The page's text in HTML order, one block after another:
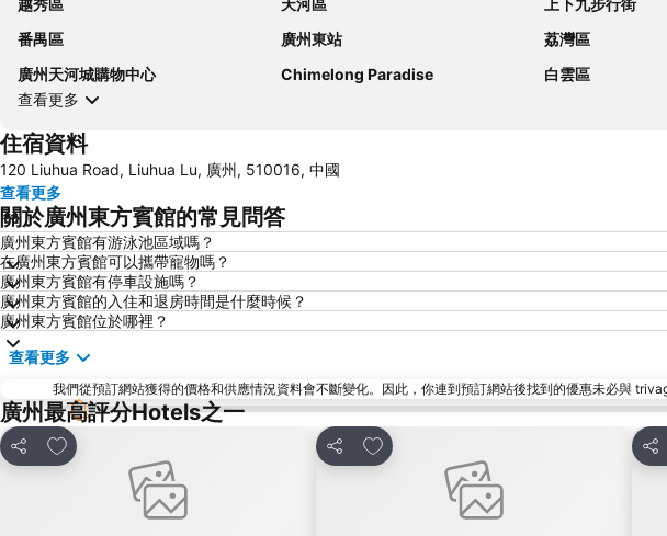
番禺區
廣州東站 荔灣區
廣州天河城購物中心
Chimelong Paradise 白雲區
查看更多
住宿資料
120 Liuhua Road, Liuhua Lu, 廣州, 510016, 中國
查看更多
關於廣州東方賓館的常見問答
廣州東方賓館有游泳池區域嗎？
在廣州東方賓館可以攜帶寵物嗎？
廣州東方賓館有停車設施嗎？
廣州東方賓館的入住和退房時間是什麼時候？
廣州東方賓館位於哪裡？
查看更多
我們從預訂網站獲得的價格和供應情況資料會不斷變化。因此，你連到預訂網站後找到的優惠未必與
廣州最高評分Hotels之一
分享
放到收藏夾
分享
放到收藏夾
分享